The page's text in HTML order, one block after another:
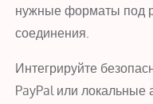
нужные форматы под
соединения.
Интегрируйте
PayPal или локальные